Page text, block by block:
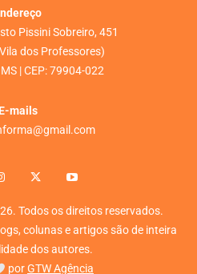
Pissini Sobreiro, 451
dos Professores)
| CEP: 79904-022
E-mails
Todos os direitos reservados.
colunas e artigos são de inteira
dos autores.
porGTW Agência